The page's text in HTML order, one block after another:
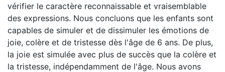
vérifier le caractère reconnaissable et vraisemblable
des expressions. Nous concluons que les enfants sont
capables de simuler et de dissimuler les émotions de
joie, colère et de tristesse dès l'âge de 6 ans. De plus,
la joie est simulée avec plus de succès que la colère et
la tristesse, indépendamment de l'âge. Nous avons